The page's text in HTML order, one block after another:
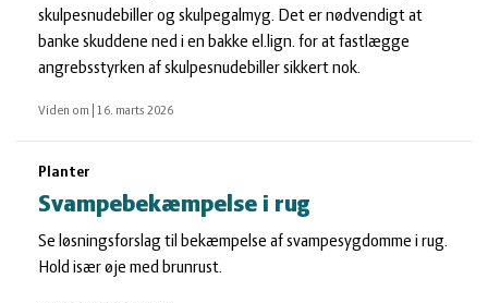
skulpesnudebiller og skulpegalmyg. Det er nødvendigt at
banke skuddene ned i en bakke el.lign. for at fastlægge
angrebsstyrken af skulpesnudebiller sikkert nok.
Viden om 16. marts 2026
Planter
Svampebekæmpelse i rug
Se løsningsforslag til bekæmpelse af svampesygdomme i rug.
Hold især øje med brunrust.